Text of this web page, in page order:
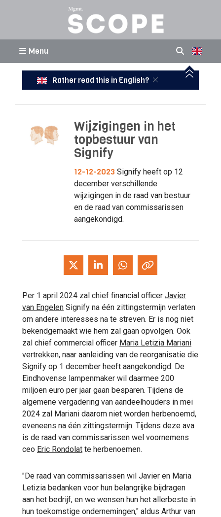
Menu
Rather read this in English?
Wijzigingen in het
topbestuur van
Signify
12-12-2023 Signify heeft op 12
december verschillende
wijzigingen in de raad van bestuur
en de raad van commissarissen
aangekondigd.
Per 1 april 2024 zal chief financial officer Javier
van Engelen Signify na één zittingstermijn verlaten
om andere interesses na te streven. Er is nog niet
bekendgemaakt wie hem zal gaan opvolgen. Ook
zal chief commercial officer Maria Letizia Mariani
vertrekken, naar aanleiding van de reorganisatie die
Signify op 1 december heeft aangekondigd. De
Eindhovense lampenmaker wil daarmee 200
miljoen euro per jaar gaan besparen. Tijdens de
algemene vergadering van aandeelhouders in mei
2024 zal Mariani daarom niet worden herbenoemd,
eveneens na één zittingstermijn. Tijdens deze ava
is de raad van commissarissen wel voornemens
ceo Eric Rondolat te herbenoemen.
"De raad van commissarissen wil Javier en Maria
Letizia bedanken voor hun belangrijke bijdragen
aan het bedrijf, en we wensen hun het allerbeste in
hun toekomstige ondernemingen," aldus Arthur van